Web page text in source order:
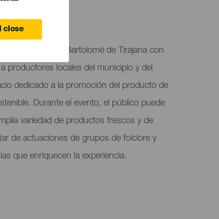
close
regresa a San Bartolomé de Tirajana con
productores locales del municipio y del
dedicado a la promoción del producto de
Durante el evento, el público puede
variedad de productos frescos y de
de actuaciones de grupos de folclore y
que enriquecen la experiencia.